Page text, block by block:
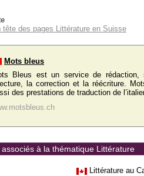
des pages Littérature en Suisse
Mots bleus
Bleus est un service de rédaction,
la correction et la réécriture.
des prestations de traduction de
à la thématique Littérature
Littérature au